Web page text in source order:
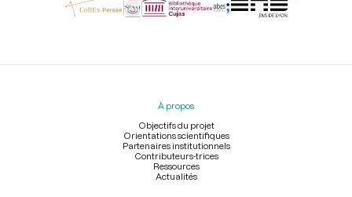
Menu
À propos
Objectifs du projet
Orientations scientifiques
Partenaires institutionnels
Contributeurs-trices
Ressources
Actualités